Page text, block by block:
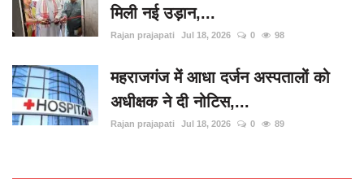
मिली नई उड़ान,...
Rajan prajapati Jul 18, 2026 0 98
महराजगंज में आधा दर्जन अस्पतालों को
अधीक्षक ने दी नोटिस,...
Rajan prajapati Jul 18, 2026 0 89